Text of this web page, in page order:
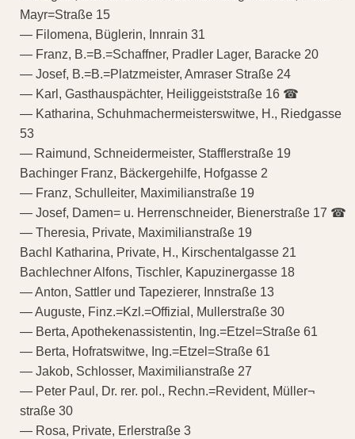
Mayr=Straße 15
— Filomena, Büglerin, Innrain 31
— Franz, B.=B.=Schaffner, Pradler Lager, Baracke 20
— Josef, B.=B.=Platzmeister, Amraser Straße 24
— Karl, Gasthauspächter, Heiliggeiststraße 16 ☎
— Katharina, Schuhmachermeisterswitwe, H., Riedgasse
53
— Raimund, Schneidermeister, Stafflerstraße 19
Bachinger Franz, Bäckergehilfe, Hofgasse 2
— Franz, Schulleiter, Maximilianstraße 19
— Josef, Damen= u. Herrenschneider, Bienerstraße 17 ☎
— Theresia, Private, Maximilianstraße 19
Bachl Katharina, Private, H., Kirschentalgasse 21
Bachlechner Alfons, Tischler, Kapuzinergasse 18
— Anton, Sattler und Tapezierer, Innstraße 13
— Auguste, Finz.=Kzl.=Offizial, Mullerstraße 30
— Berta, Apothekenassistentin, Ing.=Etzel=Straße 61
— Berta, Hofratswitwe, Ing.=Etzel=Straße 61
— Jakob, Schlosser, Maximilianstraße 27
— Peter Paul, Dr. rer. pol., Rechn.=Revident, Müller¬
straße 30
— Rosa, Private, Erlerstraße 3